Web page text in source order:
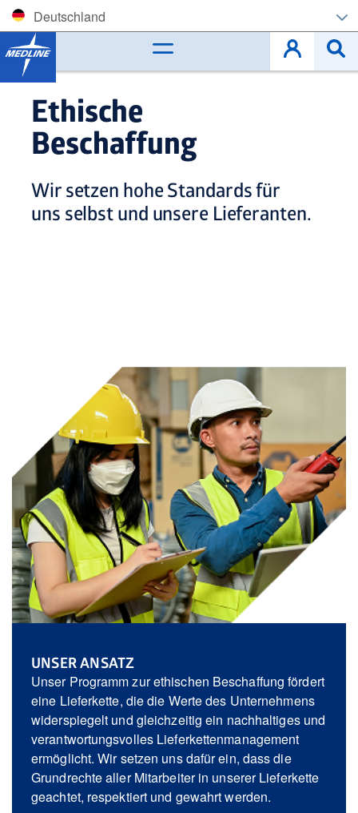
Deutschland
Corporate (EN)
Belgique (FR)
Deutschland
Nederland
Österreich
Portugal
Slovenská republika
Schweiz (DE)
Suisse (FR)
Svizzera (IT)
Ethische
Beschaffung
Wir setzen hohe Standards für
uns selbst und unsere Lieferanten.
UNSER ANSATZ
Unser Programm zur ethischen Beschaffung fördert
eine Lieferkette, die die Werte des Unternehmens
widerspiegelt und gleichzeitig ein nachhaltiges und
verantwortungsvolles Lieferkettenmanagement
ermöglicht. Wir setzen uns dafür ein, dass die
Grundrechte aller Mitarbeiter in unserer Lieferkette
geachtet, respektiert und gewahrt werden.